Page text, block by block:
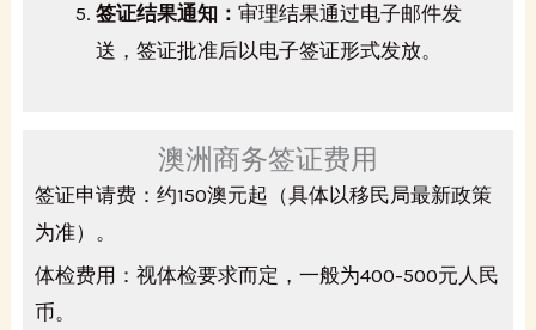
签证结果通知：审理结果通过电子邮件发
送，签证批准后以电子签证形式发放。
澳洲商务签证费用
签证申请费：约150澳元起（具体以移民局最新政策
为准）。
体检费用：视体检要求而定，一般为400-500元人民
币。